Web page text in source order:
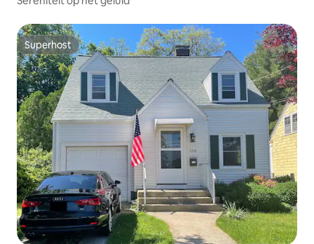
Superhost
Superhost